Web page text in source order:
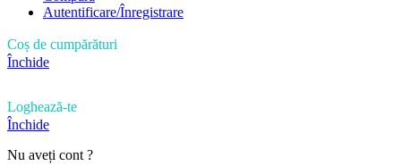
Autentificare/Înregistrare
Coș de cumpărături
Închide
Loghează-te
Închide
Nu aveți cont ?